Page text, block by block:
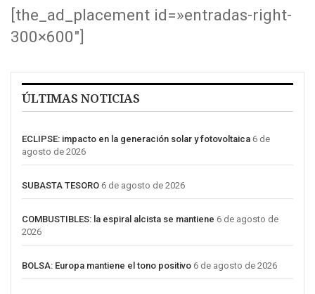
[the_ad_placement id=»entradas-right-
300×600″]
ÚLTIMAS NOTICIAS
ECLIPSE: impacto en la generación solar y fotovoltaica 6 de
agosto de 2026
SUBASTA TESORO 6 de agosto de 2026
COMBUSTIBLES: la espiral alcista se mantiene 6 de agosto de
2026
BOLSA: Europa mantiene el tono positivo 6 de agosto de 2026